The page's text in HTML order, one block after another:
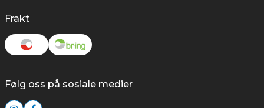
Frakt
Følg oss på sosiale medier